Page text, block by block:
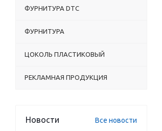
ФУРНИТУРА DTC
ФУРНИТУРА
ЦОКОЛЬ ПЛАСТИКОВЫЙ
РЕКЛАМНАЯ ПРОДУКЦИЯ
Новости Все новости